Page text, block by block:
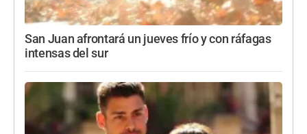
San Juan afrontará un jueves frío y con ráfagas
intensas del sur